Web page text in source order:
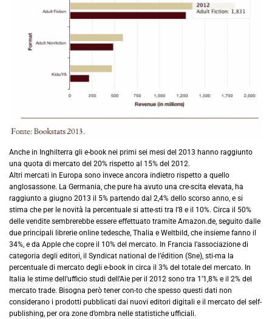
Anche in Inghilterra gli e-book nei primi sei mesi del 2013 hanno raggiunto
una quota di mercato del 20% rispetto al 15% del 2012.
Altri mercati in Europa sono invece ancora indietro rispetto a quello
anglosassone. La Germania, che pure ha avuto una cre-scita elevata, ha
raggiunto a giugno 2013 il 5% partendo dal 2,4% dello scorso anno, e si
stima che per le novità la percentuale si atte-sti tra l’8 e il 10%. Circa il 50%
delle vendite sembrerebbe essere effettuato tramite Amazon.de, seguito dalle
due principali librerie online tedesche, Thalia e Weltbild, che insieme fanno il
34%, e da Apple che copre il 10% del mercato. In Francia l’associazione di
categoria degli editori, il Syndicat national de l’édition (Sne), sti-ma la
percentuale di mercato degli e-book in circa il 3% del totale del mercato. In
Italia le stime dell’ufficio studi dell’Aie per il 2012 sono tra 1’1,8% e il 2% del
mercato trade. Bisogna però tener con-to che spesso questi dati non
considerano i prodotti pubblicati dai nuovi editori digitali e il mercato del self-
publishing, per ora zone d’ombra nelle statistiche ufficiali.